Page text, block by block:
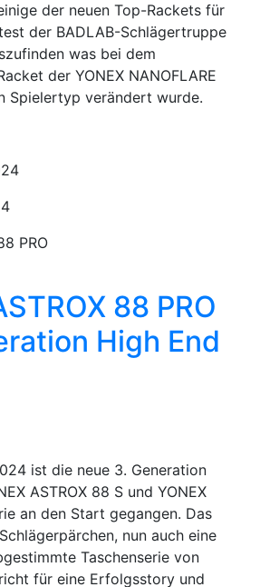
der neuen Top-Rackets für
der BADLAB-Schlägertruppe
was bei dem
der YONEX NANOFLARE
Spielertyp verändert wurde.
PRO
88 PRO
High End
ist die neue 3. Generation
ASTROX 88 S und YONEX
an den Start gegangen. Das
nun auch eine
Taschenserie von
für eine Erfolgsstory und